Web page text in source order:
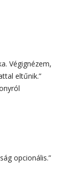
Végignézem,
eltűnik.”
opcionális.”